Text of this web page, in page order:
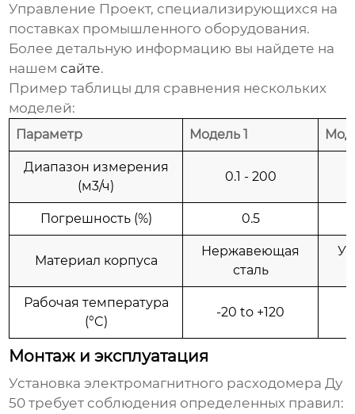
Управление Проект, специализирующихся на
поставках промышленного оборудования.
Более детальную информацию вы найдете на
нашемсайте.
Пример таблицы для сравнения нескольких
моделей:
Параметр Модель 1
Диапазон измерения
(м3/ч)
0.1 - 200
Погрешность (%) 0.5
Материал корпуса
Нержавеющая
сталь
Рабочая температура
(°C)
-20 to +120
Монтаж и эксплуатация
Установкаэлектромагнитного расходомера Ду
50 требует соблюдения определенных правил: